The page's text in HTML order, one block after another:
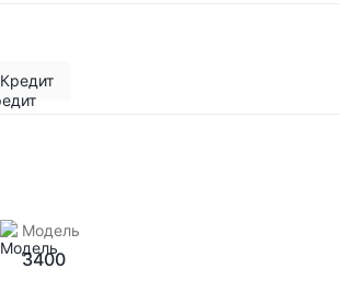
Кредит
Модель
3400